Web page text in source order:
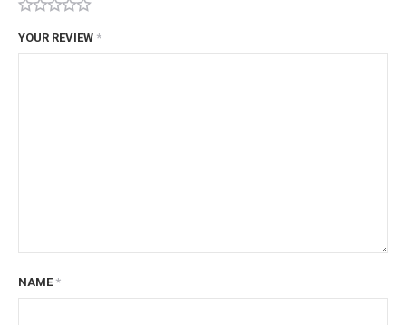
YOUR REVIEW *
NAME *